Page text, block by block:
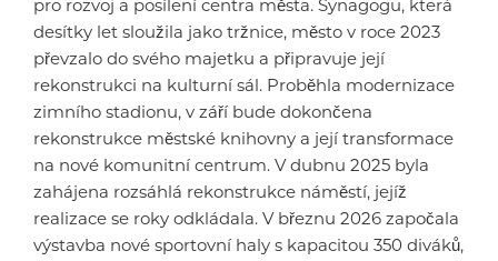
desítky let sloužila jako tržnice, město v roce 2023
převzalo do svého majetku a připravuje její
rekonstrukci na kulturní sál. Proběhla modernizace
zimního stadionu, v září bude dokončena
rekonstrukce městské knihovny a její transformace
na nové komunitní centrum. V dubnu 2025 byla
zahájena rozsáhlá rekonstrukce náměstí, jejíž
realizace se roky odkládala. V březnu 2026 započala
výstavba nové sportovní haly s kapacitou 350 diváků,